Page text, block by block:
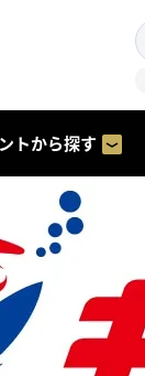
トから探す